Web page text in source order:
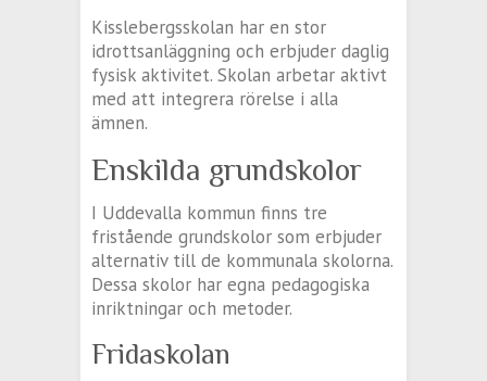
Kisslebergsskolan har en stor
idrottsanläggning och erbjuder daglig
fysisk aktivitet. Skolan arbetar aktivt
med att integrera rörelse i alla
ämnen.
Enskilda grundskolor
I Uddevalla kommun finns tre
fristående grundskolor som erbjuder
alternativ till de kommunala skolorna.
Dessa skolor har egna pedagogiska
inriktningar och metoder.
Fridaskolan